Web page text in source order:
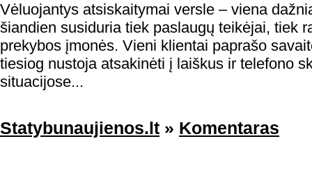
Vėluojantys atsiskaitymai versle – viena
šiandien susiduria tiek paslaugų teikėjai, tiek
prekybos įmonės. Vieni klientai paprašo
tiesiog nustoja atsakinėti į laiškus ir telefono
situacijose...
Statybunaujienos.lt » Komentaras